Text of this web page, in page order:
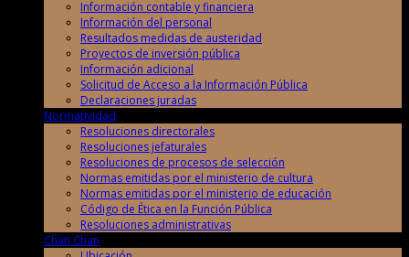
Información contable y financiera
Información del personal
Resultados medidas de austeridad
Proyectos de inversión pública
Información adicional
Solicitud de Acceso a la Información Pública
Declaraciones juradas
Normatividad
Resoluciones directorales
Resoluciones jefaturales
Resoluciones de procesos de selección
Normas emitidas por el ministerio de cultura
Normas emitidas por el ministerio de educación
Código de Ética en la Función Pública
Resoluciones administrativas
Chan Chan